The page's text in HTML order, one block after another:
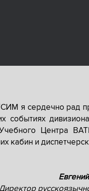
я сердечно рад
событиях
Центра
кабин и